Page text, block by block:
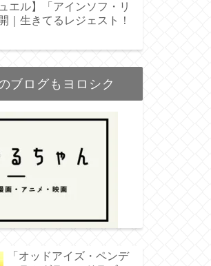
エル】「アインソフ・リ
｜生きてるレジェスト！
ブログもヨロシク
「オッドアイズ・ペンデ